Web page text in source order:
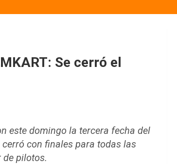
Se cerró el
este domingo la tercera fecha del
con finales para todas las
de pilotos.